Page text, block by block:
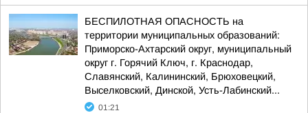
БЕСПИЛОТНАЯ ОПАСНОСТЬ на
территории муниципальных образований:
Приморско-Ахтарский округ, муниципальный
округ г. Горячий Ключ, г. Краснодар,
Славянский, Калининский, Брюховецкий,
Выселковский, Динской, Усть-Лабинский...
01:21